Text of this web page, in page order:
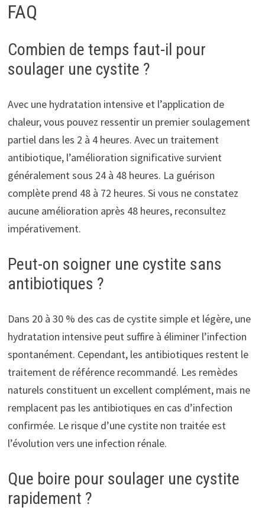
FAQ
Combien de temps faut-il pour
soulager une cystite ?
Avec une hydratation intensive et l’application de
chaleur, vous pouvez ressentir un premier soulagement
partiel dans les 2 à 4 heures. Avec un traitement
antibiotique, l’amélioration significative survient
généralement sous 24 à 48 heures. La guérison
complète prend 48 à 72 heures. Si vous ne constatez
aucune amélioration après 48 heures, reconsultez
impérativement.
Peut-on soigner une cystite sans
antibiotiques ?
Dans 20 à 30 % des cas de cystite simple et légère, une
hydratation intensive peut suffire à éliminer l’infection
spontanément. Cependant, les antibiotiques restent le
traitement de référence recommandé. Les remèdes
naturels constituent un excellent complément, mais ne
remplacent pas les antibiotiques en cas d’infection
confirmée. Le risque d’une cystite non traitée est
l’évolution vers une infection rénale.
Que boire pour soulager une cystite
rapidement ?